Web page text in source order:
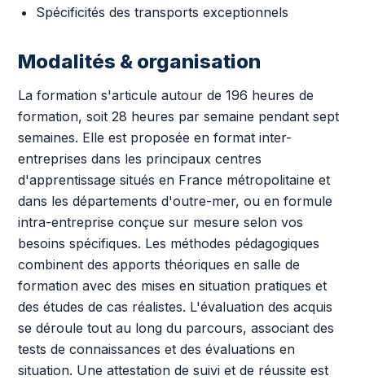
Spécificités des transports exceptionnels
Modalités & organisation
La formation s'articule autour de 196 heures de
formation, soit 28 heures par semaine pendant sept
semaines. Elle est proposée en format inter-
entreprises dans les principaux centres
d'apprentissage situés en France métropolitaine et
dans les départements d'outre-mer, ou en formule
intra-entreprise conçue sur mesure selon vos
besoins spécifiques. Les méthodes pédagogiques
combinent des apports théoriques en salle de
formation avec des mises en situation pratiques et
des études de cas réalistes. L'évaluation des acquis
se déroule tout au long du parcours, associant des
tests de connaissances et des évaluations en
situation. Une attestation de suivi et de réussite est